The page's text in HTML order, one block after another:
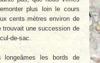
plus loin le cours
cents mètres environ de
trouvait une succession de
de-sac.
longeâmes les bords de